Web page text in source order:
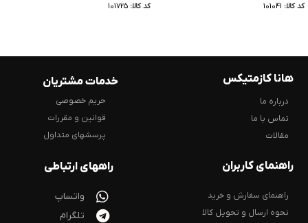
کد کالا: 101041 کد کالا: 101725
هانا کازمتیکس
درباره ما
تماس با ما
مقالات
خدمات مشتریان
حریم خصوصی
قوانین و مقررات
پرسشهای متداول
راهنمای کاربران
راهنمای سفارش و خرید
نحوه ارسال و تحویل کالا
راههای ارتباطی
واتساپ
تلگرام